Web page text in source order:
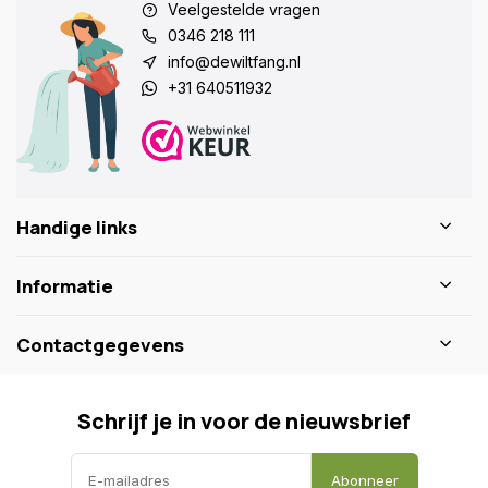
Veelgestelde vragen
0346 218 111
info@dewiltfang.nl
+31 640511932
Handige links
Informatie
Contactgegevens
Schrijf je in voor de nieuwsbrief
Abonneer